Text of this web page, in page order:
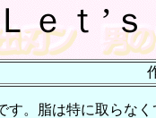
Ｌｅｔ’
。脂は特に取らな